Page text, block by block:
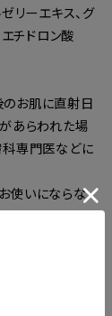
リーエキス、グ
チドロン酸
お肌に直射日
あらわれた場
科専門医などに
使いにならな
い。目に異物
場所や乳幼